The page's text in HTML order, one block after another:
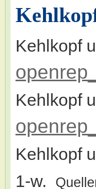
Kehlkopf
Kehlkopf
Kehlkopf
1-w.